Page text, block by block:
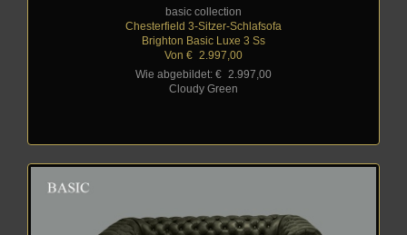
basic collection
Chesterfield 3-Sitzer-Schlafsofa
Brighton Basic Luxe 3 Ss
Von € 2.997,00
Wie abgebildet: €
2.997,00
Cloudy Green